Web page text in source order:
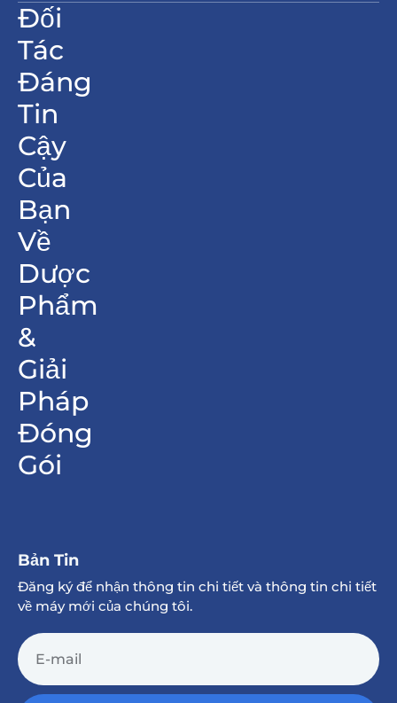
Đối
Tác
Đáng
Tin
Cậy
Của
Bạn
Về
Dược
Phẩm
&
Giải
Pháp
Đóng
Gói
Bản Tin
Đăng ký để nhận thông tin chi tiết và thông tin chi tiết
về máy mới của chúng tôi.